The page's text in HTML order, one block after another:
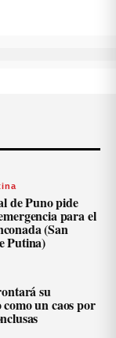
de Puno pide
para el
(San
Putina)
su
un caos por